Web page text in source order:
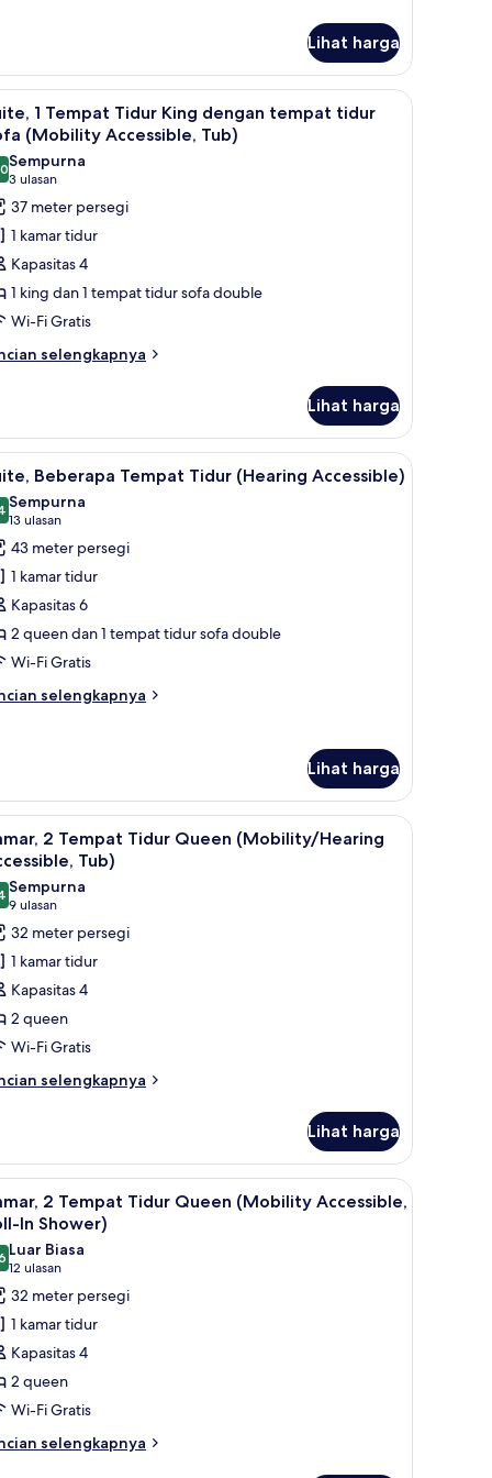
Lihat harga
tirai kedap cahaya Meja kerja, ruang kerja ramah laptop, dan
6
1 Tempat Tidur King dengan tempat tidur
(Mobility Accessible, Tub)
dari 10
Sempurna
3 ulasan
(3
ulasan)
37 meter persegi
1 kamar tidur
Kapasitas 4
1 king dan 1 tempat tidur sofa double
Wi-Fi Gratis
selengkapnya
Lihat harga
tirai kedap cahaya Meja kerja, ruang kerja ramah laptop, dan
5 Beberapa Tempat Tidur (Hearing Accessible)
dari 10
Sempurna
13 ulasan
(13
ulasan)
43 meter persegi
1 kamar tidur
Kapasitas 6
2 queen dan 1 tempat tidur sofa double
Wi-Fi Gratis
selengkapnya
Lihat harga
tirai kedap cahaya
Hearing
Meja kerja, ruang kerja ramah laptop, dan
5
2 Tempat Tidur Queen (Mobility/Hearing
Tub)
dari 10
Sempurna
9 ulasan
(9
ulasan)
32 meter persegi
1 kamar tidur
Kapasitas 4
2 queen
Wi-Fi Gratis
selengkapnya
Hearing
Lihat harga
tirai kedap cahaya Meja kerja, ruang kerja ramah laptop, dan
5
2 Tempat Tidur Queen (Mobility Accessible,
In Shower)
dari 10
Luar Biasa
12 ulasan
(12
ulasan)
32 meter persegi
1 kamar tidur
Kapasitas 4
2 queen
Wi-Fi Gratis
selengkapnya